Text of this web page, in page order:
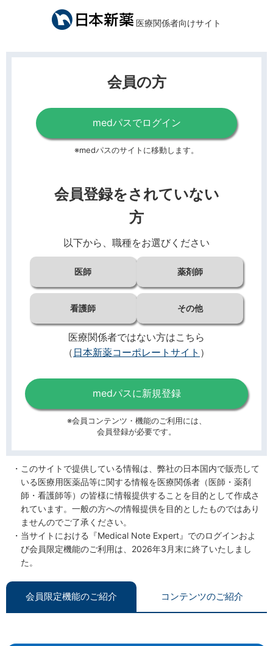
医療関係者向けサイト
会員の方
medパスでログイン
※medパスのサイトに移動します。
会員登録をされていない
方
以下から、職種をお選びください
医師 薬剤師
看護師 その他
医療関係者ではない方はこちら
（ 日本新薬コーポレートサイト ）
medパスに新規登録
※会員コンテンツ・機能のご利用には、
会員登録が必要です。
このサイトで提供している情報は、弊社の日本国内で販売して
いる医療用医薬品等に関する情報を医療関係者（医師・薬剤
師・看護師等）の皆様に情報提供することを目的として作成さ
れています。一般の方への情報提供を目的としたものではあり
ませんのでご了承ください。
当サイトにおける『Medical Note Expert』でのログインおよ
び会員限定機能のご利用は、2026年3月末に終了いたしまし
た。
会員限定機能のご紹介 コンテンツのご紹介